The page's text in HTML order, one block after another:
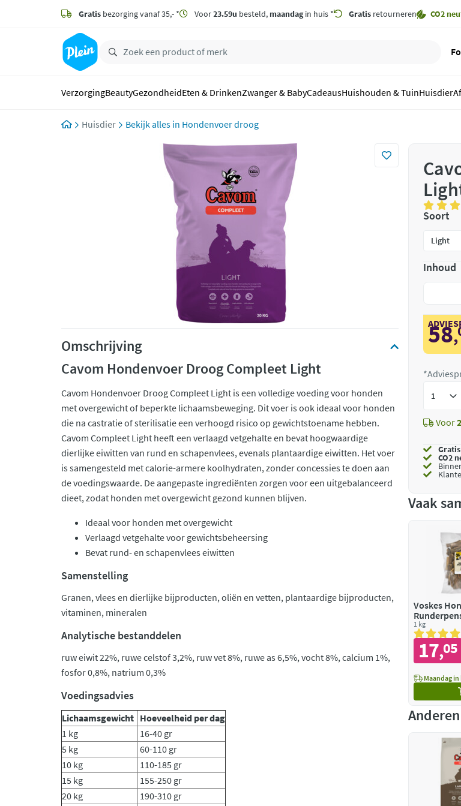
zoeken
hoofdinhoud
Gratis bezorging vanaf 35,- * Voor23.59u besteld, maandagin huis * Gratis retourneren CO2
VerzorgingBeautyGezondheidEten & DrinkenZwanger & BabyCadeausHuishouden & TuinHuisdier
Huisdier Hondenvoer droog
Omschrijving
Cavom Hondenvoer Droog Compleet Light
Cavom Hondenvoer Droog Compleet Light is een volledige voeding voor honden
met overgewicht of beperkte lichaamsbeweging. Dit voer is ook ideaal voor honden
die na castratie of sterilisatie een verhoogd risico op gewichtstoename hebben.
Cavom Compleet Light heeft een verlaagd vetgehalte en bevat hoogwaardige
dierlijke eiwitten van rund en schapenvlees, evenals plantaardige eiwitten. Het voer
is samengesteld met calorie-armere koolhydraten, zonder concessies te doen aan
de voedingswaarde. De aangepaste ingrediënten zorgen voor een uitgebalanceerd
dieet, zodat honden met overgewicht gezond kunnen blijven.
Ideaal voor honden met overgewicht
Verlaagd vetgehalte voor gewichtsbeheersing
Bevat rund- en schapenvlees eiwitten
Samenstelling
Granen, vlees en dierlijke bijproducten, oliën en vetten, plantaardige bijproducten,
vitaminen, mineralen
Analytische bestanddelen
ruw eiwit 22%, ruwe celstof 3,2%, ruw vet 8%, ruwe as 6,5%, vocht 8%, calcium 1%,
fosfor 0,8%, natrium 0,3%
Voedingsadvies
Lichaamsgewicht Hoeveelheid per dag
1 kg
16-40 gr
5 kg
60-110 gr
10 kg
110-185 gr
15 kg
155-250 gr
20 kg
190-310 gr
Soort
Inhoud
58,
Voor
Gratis
CO2
Vaak
Voskes
1 kg
17,05
Maandag in